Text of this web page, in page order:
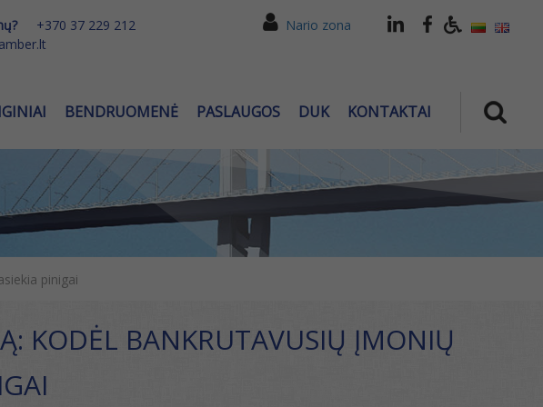
+370 37 229 212
Nario zona
BENDRUOMENĖ PASLAUGOS DUK KONTAKTAI
pinigai
KODĖL BANKRUTAVUSIŲ ĮMONIŲ